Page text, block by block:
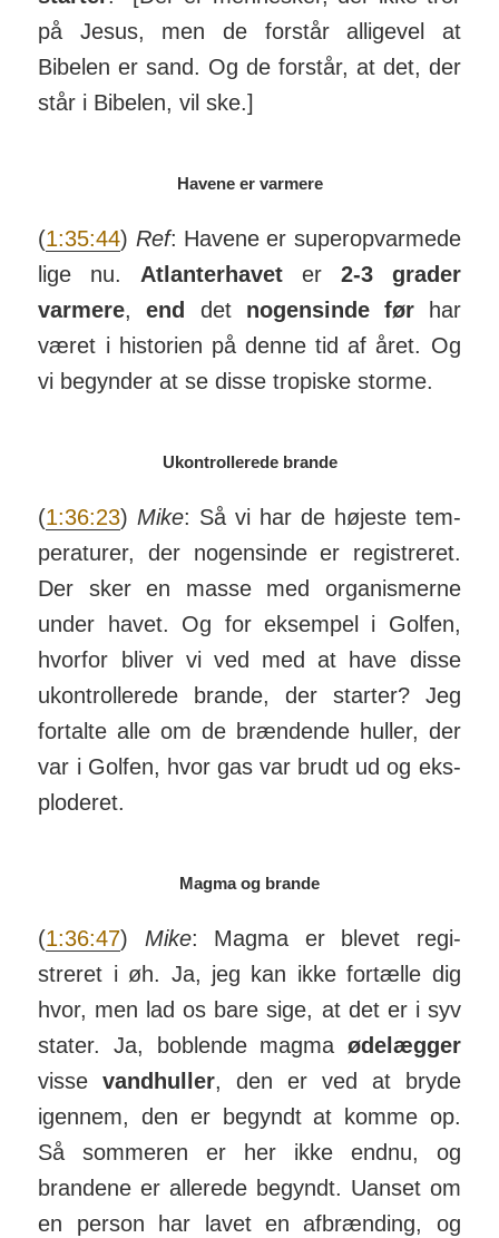
på Jesus, men de forstår alligevel at
Bibelen er sand. Og de forstår, at det, der
står i Bibelen, vil ske.]
Havene er varmere
(1:35:44) Ref: Havene er super­op­var­mede
lige nu. Atlan­ter­havet er 2-3 grader
varmere,end det nogen­sinde førhar
været i historien på denne tid af året. Og
vi be­gynder at se disse tro­piske storme.
Ukontrollerede brande
(1:36:23) Mike: Så vi har de højeste tem­
pe­ra­turer, der nogen­sinde er regi­streret.
Der sker en masse med orga­nis­merne
under havet. Og for eksempel i Golfen,
hvorfor bliver vi ved med at have disse
ukon­trol­lerede brande, der starter? Jeg
for­talte alle om de brænd­ende huller, der
var i Golfen, hvor gas var brudt ud og eks­
plo­deret.
Magma og brande
(1:36:47) Mike: Magma er blevet regi­
streret i øh. Ja, jeg kan ikke for­tælle dig
hvor, men lad os bare sige, at det er i syv
stater. Ja, bob­lende magma øde­lægger
vissevand­huller, den er ved at bryde
igennem, den er begyndt at komme op.
Så som­meren er her ikke endnu, og
brandene er alle­rede be­gyndt. Uanset om
en person har lavet en af­brænding, og